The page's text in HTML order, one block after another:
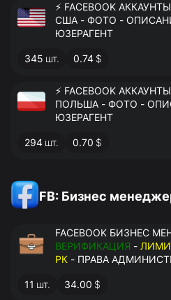
⚡️ FACEBOOK
США - ФОТО -
ЮЗЕРАГЕНТ
345 шт. 0.74 $
⚡️ FACEBOOK
ПОЛЬША - ФОТО -
ЮЗЕРАГЕНТ
294 шт. 0.70 $
FB: Бизнес
FACEBOOK БИЗНЕС
ВЕРИФИКАЦИЯ -
РК - ПРАВА
11 шт. 34.00 $